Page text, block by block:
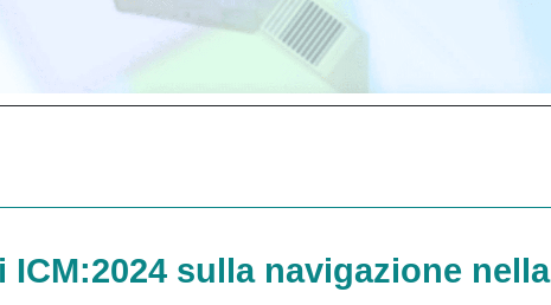
sulla navigazione nella